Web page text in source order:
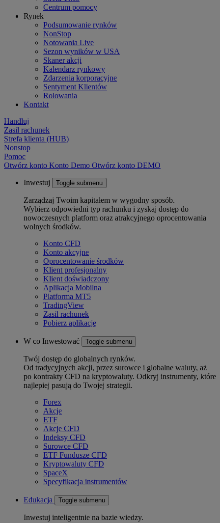
Centrum pomocy
Rynek
Podsumowanie rynków
NonStop
Notowania Live
Sezon wyników w USA
Skaner akcji
Kalendarz rynkowy
Zdarzenia korporacyjne
Sentyment Klientów
Rolowania
Kontakt
Handluj
Zasil rachunek
Strefa klienta (HUB)
Nonstop
Pomoc
Otwórz konto Konto Demo Otwórz konto DEMO
Inwestuj Toggle submenu
Zarządzaj Twoim kapitałem w wygodny sposób.
Wybierz odpowiedni typ rachunku i zyskaj dostęp do
nowoczesnych platform oraz atrakcyjnego oprocentowania
wolnych środków.
Konto CFD
Konto akcyjne
Oprocentowanie środków
Klient profesjonalny
Klient doświadczony
Aplikacja Mobilna
Platforma MT5
TradingView
Zasil rachunek
Pobierz aplikację
W co Inwestować Toggle submenu
Twój dostęp do globalnych rynków.
Od tradycyjnych akcji, przez surowce i globalne waluty, aż
po kontrakty CFD na kryptowaluty. Odkryj instrumenty, które
najlepiej pasują do Twojej strategii.
Forex
Akcje
ETF
Akcje CFD
Indeksy CFD
Surowce CFD
ETF Fundusze CFD
Kryptowaluty CFD
SpaceX
Specyfikacja instrumentów
Edukacja Toggle submenu
Inwestuj inteligentnie na bazie wiedzy.